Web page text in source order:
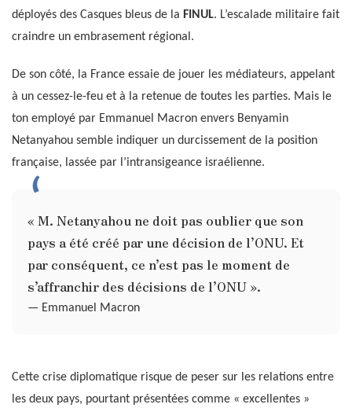
déployés des Casques bleus de la FINUL. L’escalade militaire fait
craindre un embrasement régional.
De son côté, la France essaie de jouer les médiateurs, appelant
à un cessez-le-feu et à la retenue de toutes les parties. Mais le
ton employé par Emmanuel Macron envers Benyamin
Netanyahou semble indiquer un durcissement de la position
française, lassée par l’intransigeance israélienne.
« M. Netanyahou ne doit pas oublier que son
pays a été créé par une décision de l’ONU. Et
par conséquent, ce n’est pas le moment de
s’affranchir des décisions de l’ONU ».
— Emmanuel Macron
Cette crise diplomatique risque de peser sur les relations entre
les deux pays, pourtant présentées comme « excellentes »